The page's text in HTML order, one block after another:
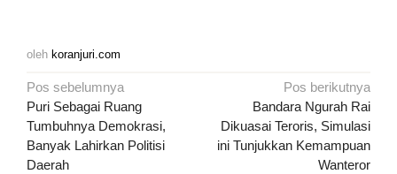
oleh koranjuri.com
Navigasi
pos
Pos sebelumnya
Puri Sebagai Ruang
Tumbuhnya Demokrasi,
Banyak Lahirkan Politisi
Daerah
Pos berikutnya
Bandara Ngurah Rai
Dikuasai Teroris, Simulasi
ini Tunjukkan Kemampuan
Wanteror